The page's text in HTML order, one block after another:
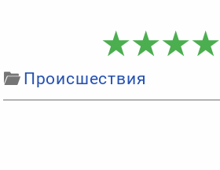
Происшествия